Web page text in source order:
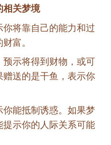
相关梦境
将靠自己的能力和过
富。
示将得到财物，或可
送的是干鱼，表示你
能抵制诱惑。如果梦
提示你的人际关系可能